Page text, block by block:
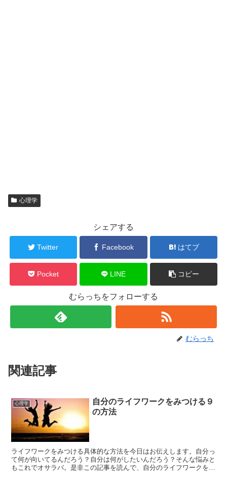
心理学
シェアする
Twitter Facebook はてブ
Pocket LINE コピー
むらっちをフォローする
むらっち
関連記事
心理学
自分のライフワークをみつける９
の方法
ライフワークをみつける具体的な方法を今日はお伝えします。自分っ
て何が向いてるんだろう？自分は何がしたいんだろう？そんな悩みと
もこれでオサラバ。是非この記事を読んで、自分のライフワークをみ